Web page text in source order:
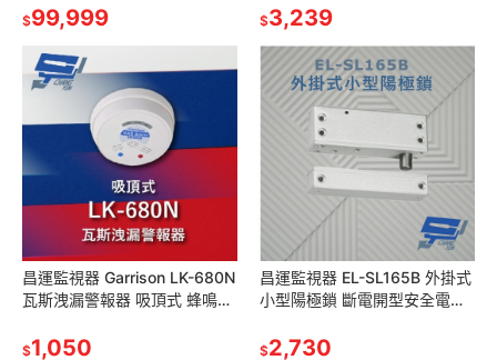
電洽詢)
$99,999 $3,239
昌運監視器 Garrison LK-680N
瓦斯洩漏警報器 吸頂式 蜂鳴器
$1,050
昌運監視器 EL-SL165B 外掛式
小型陽極鎖 斷電開型安全電鎖
$2,730